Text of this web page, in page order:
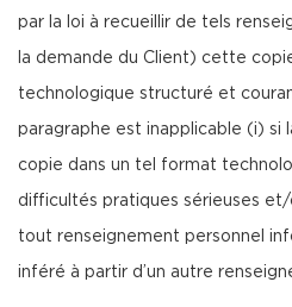
par la loi à recueillir de tels
la demande du Client) cette
technologique structuré et
paragraphe est inapplicable (i) si
copie dans un tel format
difficultés pratiques sérieuses
tout renseignement personnel
inféré à partir d’un autre